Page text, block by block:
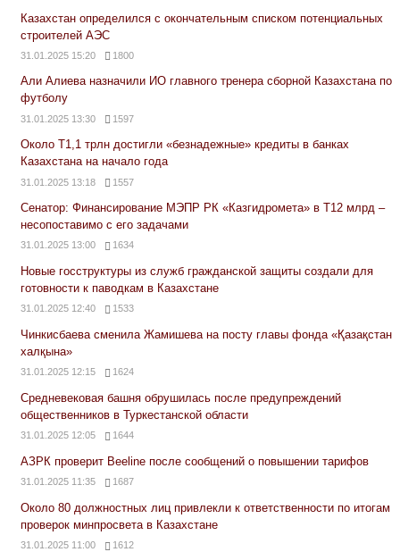
Казахстан определился с окончательным списком потенциальных
строителей АЭС
31.01.2025 15:20 1800
Али Алиева назначили ИО главного тренера сборной Казахстана по
футболу
31.01.2025 13:30 1597
Около Т1,1 трлн достигли «безнадежные» кредиты в банках
Казахстана на начало года
31.01.2025 13:18 1557
Сенатор: Финансирование МЭПР РК «Казгидромета» в Т12 млрд –
несопоставимо с его задачами
31.01.2025 13:00 1634
Новые госструктуры из служб гражданской защиты создали для
готовности к паводкам в Казахстане
31.01.2025 12:40 1533
Чинкисбаева сменила Жамишева на посту главы фонда «Қазақстан
халқына»
31.01.2025 12:15 1624
Средневековая башня обрушилась после предупреждений
общественников в Туркестанской области
31.01.2025 12:05 1644
АЗРК проверит Beeline после сообщений о повышении тарифов
31.01.2025 11:35 1687
Около 80 должностных лиц привлекли к ответственности по итогам
проверок минпросвета в Казахстане
31.01.2025 11:00 1612